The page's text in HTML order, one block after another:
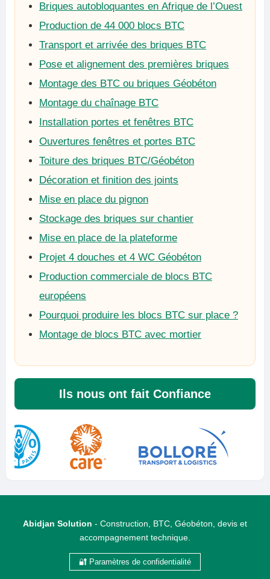
Briques autobloquantes en Afrique de l’Ouest
Production de 44 000 blocs BTC
Transport et arrivée des briques BTC
Pose et alignement des premières briques
Montage des BTC ou briques Géobéton
Montage du chaînage BTC
Installation portes et fenêtres BTC
Ouvertures fenêtres et portes BTC
Toiture des briques BTC/Géobéton
Décoration et finition des joints
Mise en place du pignon
Stockage des briques sur chantier
Mise en place de la plateforme
Projet 4 douches et 4 WC Géobéton
Production commerciale de blocs BTC
européens
Pourquoi produire les blocs BTC sur place ?
Montage de blocs BTC avec mortier
Ils nous ont fait Confiance
Abidjan Solution - Construction, BTC, Géobéton, devis et
accompagnement technique.
🔐 Paramètres de confidentialité